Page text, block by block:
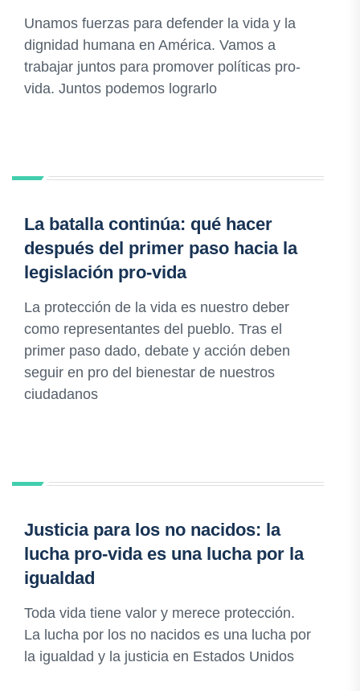
Unamos fuerzas para defender la vida y la
dignidad humana en América. Vamos a
trabajar juntos para promover políticas pro-
vida. Juntos podemos lograrlo
La batalla continúa: qué hacer
después del primer paso hacia la
legislación pro-vida
La protección de la vida es nuestro deber
como representantes del pueblo. Tras el
primer paso dado, debate y acción deben
seguir en pro del bienestar de nuestros
ciudadanos
Justicia para los no nacidos: la
lucha pro-vida es una lucha por la
igualdad
Toda vida tiene valor y merece protección.
La lucha por los no nacidos es una lucha por
la igualdad y la justicia en Estados Unidos